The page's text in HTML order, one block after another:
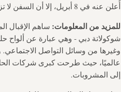
أُعلن عنه في 8 أبريل، إلا أن السفن لا تزال تتعرض لهجمات في الممر المائي من قبل الحرس الثوري الإيراني.
للمزيد من المعلومات:
شوكولاتة دبي - وهي عبارة عن ألواح
وغيرها من وسائل التواصل الاجتماعي.
عالميًا، حيث طرحت كبرى شركات
إلى المشروبات.